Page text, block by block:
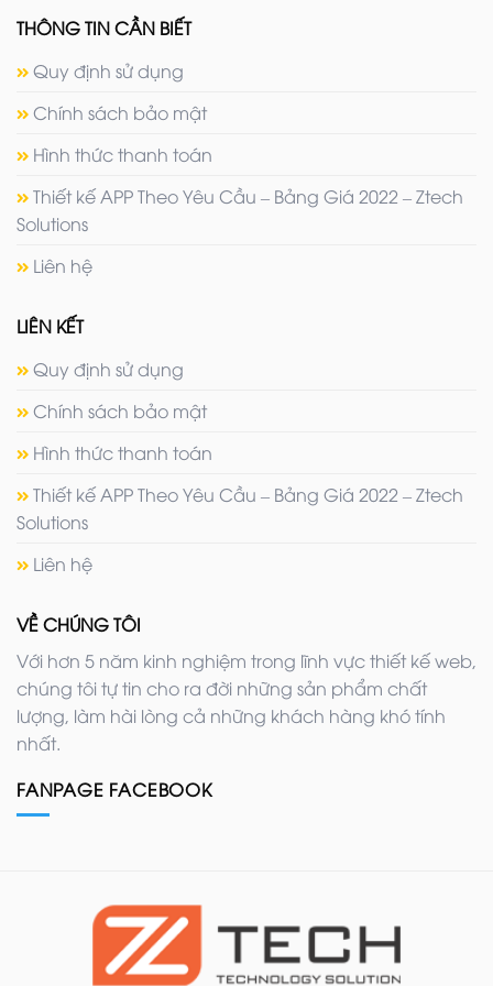
THÔNG TIN CẦN BIẾT
Quy định sử dụng
Chính sách bảo mật
Hình thức thanh toán
Thiết kế APP Theo Yêu Cầu – Bảng Giá 2022 – Ztech
Solutions
Liên hệ
LIÊN KẾT
Quy định sử dụng
Chính sách bảo mật
Hình thức thanh toán
Thiết kế APP Theo Yêu Cầu – Bảng Giá 2022 – Ztech
Solutions
Liên hệ
VỀ CHÚNG TÔI
Với hơn 5 năm kinh nghiệm trong lĩnh vực thiết kế web,
chúng tôi tự tin cho ra đời những sản phẩm chất
lượng, làm hài lòng cả những khách hàng khó tính
nhất.
FANPAGE FACEBOOK